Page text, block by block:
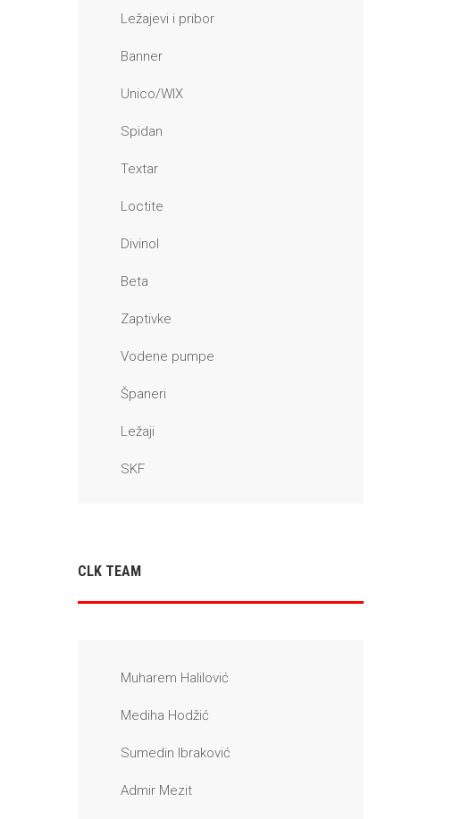
Ležajevi i pribor
Banner
Unico/WIX
Spidan
Textar
Loctite
Divinol
Beta
Zaptivke
Vodene pumpe
Španeri
Ležaji
SKF
CLK TEAM
Muharem Halilović
Mediha Hodžić
Sumedin Ibraković
Admir Mezit